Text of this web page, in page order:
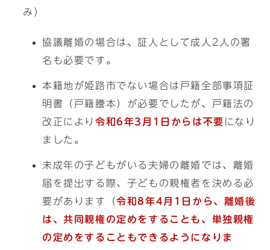
み）
協議離婚の場合は、証人として成人2人の署
名も必要です。
本籍地が姫路市でない場合は戸籍全部事項証
明書（戸籍謄本）が必要でしたが、戸籍法の
改正により 令和6年3月1日からは不要 になり
ました。
未成年の子どもがいる夫婦の離婚では、離婚
届を提出する際、子どもの親権者を決める必
要があります（令和8年4月1日から、離婚後
は、共同親権の定めをすることも、単独親権
の定めをすることもできるようになりま